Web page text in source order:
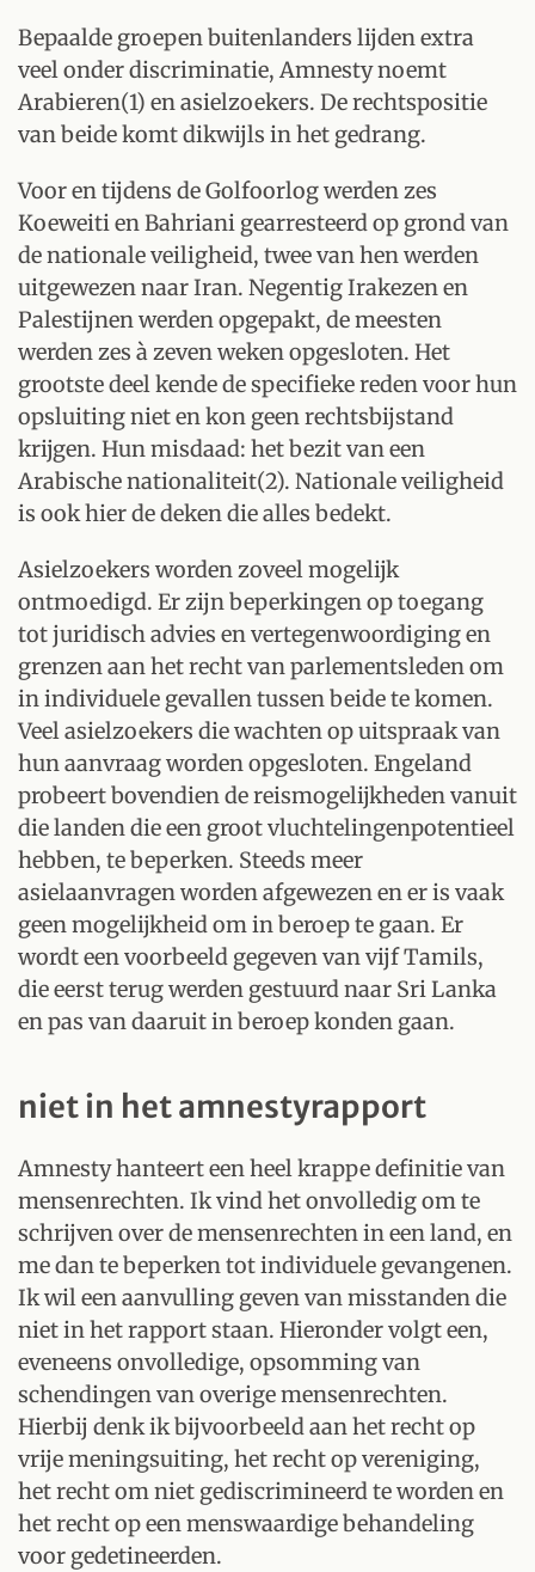
Bepaalde groepen buitenlanders lijden extra
veel onder discriminatie, Amnesty noemt
Arabieren(1) en asielzoekers. De rechtspositie
van beide komt dikwijls in het gedrang.
Voor en tijdens de Golfoorlog werden zes
Koeweiti en Bahriani gearresteerd op grond van
de nationale veiligheid, twee van hen werden
uitgewezen naar Iran. Negentig Irakezen en
Palestijnen werden opgepakt, de meesten
werden zes à zeven weken opgesloten. Het
grootste deel kende de specifieke reden voor hun
opsluiting niet en kon geen rechtsbijstand
krijgen. Hun misdaad: het bezit van een
Arabische nationaliteit(2). Nationale veiligheid
is ook hier de deken die alles bedekt.
Asielzoekers worden zoveel mogelijk
ontmoedigd. Er zijn beperkingen op toegang
tot juridisch advies en vertegenwoordiging en
grenzen aan het recht van parlementsleden om
in individuele gevallen tussen beide te komen.
Veel asielzoekers die wachten op uitspraak van
hun aanvraag worden opgesloten. Engeland
probeert bovendien de reismogelijkheden vanuit
die landen die een groot vluchtelingenpotentieel
hebben, te beperken. Steeds meer
asielaanvragen worden afgewezen en er is vaak
geen mogelijkheid om in beroep te gaan. Er
wordt een voorbeeld gegeven van vijf Tamils,
die eerst terug werden gestuurd naar Sri Lanka
en pas van daaruit in beroep konden gaan.
niet in het amnestyrapport
Amnesty hanteert een heel krappe definitie van
mensenrechten. Ik vind het onvolledig om te
schrijven over de mensenrechten in een land, en
me dan te beperken tot individuele gevangenen.
Ik wil een aanvulling geven van misstanden die
niet in het rapport staan. Hieronder volgt een,
eveneens onvolledige, opsomming van
schendingen van overige mensenrechten.
Hierbij denk ik bijvoorbeeld aan het recht op
vrije meningsuiting, het recht op vereniging,
het recht om niet gediscrimineerd te worden en
het recht op een menswaardige behandeling
voor gedetineerden.